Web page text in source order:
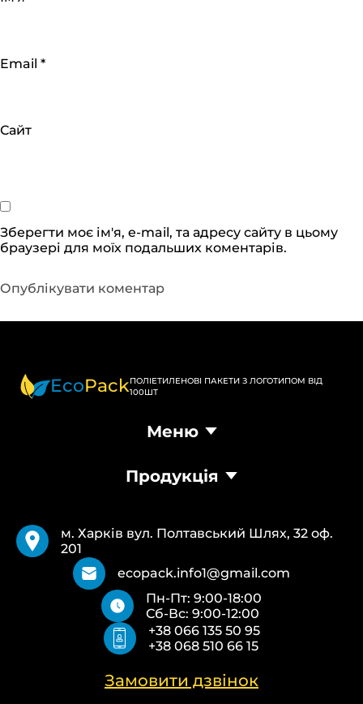
Email *
Сайт
Зберегти моє ім'я, e-mail, та адресу сайту в цьому
браузері для моїх подальших коментарів.
EcoPackПОЛІЕТИЛЕНОВІ ПАКЕТИ З ЛОГОТИПОМ ВІД
100ШТ
Замовити дзвінок
Меню
Продукція
Pantone
Повернення та обмін
Про нас
Політика конфіденційності
Продукція
Кур’єрські пакети
Паперові пакети Бурі
Пакети Zip-Lock (Слайдер) з логотипом
Пакети банан ПВХ
Скотч з логотипом
Пакувальні пакети ПВТ, ПНТ
Еко сумки об’ємні
Еко сумки “Майка”
Еко сумки “Банан”
м. Харків вул. Полтавський Шлях, 32 оф.
201
ecopack.info1@gmail.com
Пн-Пт: 9:00-18:00
Сб-Вс: 9:00-12:00
+38 066 135 50 95
+38 068 510 66 15